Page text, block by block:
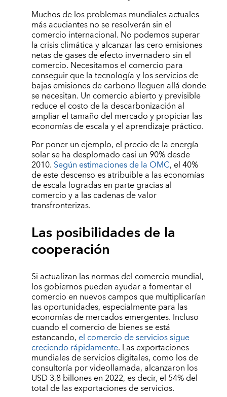
Muchos de los problemas mundiales actuales
más acuciantes no se resolverán sin el
comercio internacional. No podemos superar
la crisis climática y alcanzar las cero emisiones
netas de gases de efecto invernadero sin el
comercio. Necesitamos el comercio para
conseguir que la tecnología y los servicios de
bajas emisiones de carbono lleguen allá donde
se necesitan. Un comercio abierto y previsible
reduce el costo de la descarbonización al
ampliar el tamaño del mercado y propiciar las
economías de escala y el aprendizaje práctico.
Por poner un ejemplo, el precio de la energía
solar se ha desplomado casi un 90% desde
2010. Según estimaciones de la OMC, el 40%
de este descenso es atribuible a las economías
de escala logradas en parte gracias al
comercio y a las cadenas de valor
transfronterizas.
Las posibilidades de la
cooperación
Si actualizan las normas del comercio mundial,
los gobiernos pueden ayudar a fomentar el
comercio en nuevos campos que multiplicarían
las oportunidades, especialmente para las
economías de mercados emergentes. Incluso
cuando el comercio de bienes se está
estancando, el comercio de servicios sigue
creciendo rápidamente. Las exportaciones
mundiales de servicios digitales, como los de
consultoría por videollamada, alcanzaron los
USD 3,8 billones en 2022, es decir, el 54% del
total de las exportaciones de servicios.